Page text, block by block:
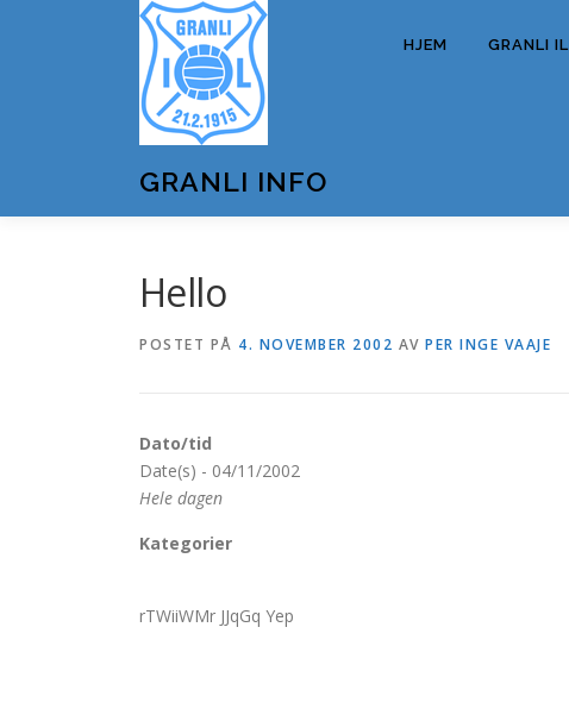
GRANLI INFO
HJEM GRANLI IL
Hello
POSTET PÅ 4. NOVEMBER 2002 AV PER INGE VAAJE
Dato/tid
Date(s) - 04/11/2002
Hele dagen
Kategorier
rTWiiWMr JJqGq Yep